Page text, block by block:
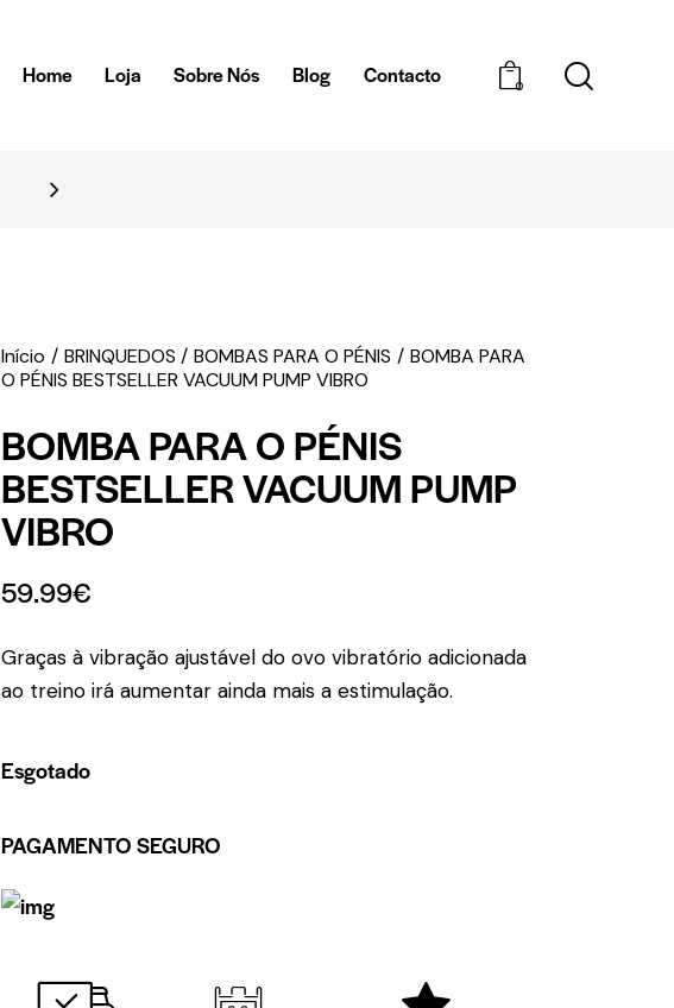
Home Loja Sobre Nós Blog Contacto 0
Início BRINQUEDOS BOMBAS PARA O PÉNIS
BOMBA PARA
O PÉNIS BESTSELLER VACUUM PUMP VIBRO
BOMBA PARA O PÉNIS
BESTSELLER VACUUM PUMP
VIBRO
59.99€
Graças à vibração ajustável do ovo vibratório adicionada
ao treino irá aumentar ainda mais a estimulação.
Esgotado
PAGAMENTO SEGURO